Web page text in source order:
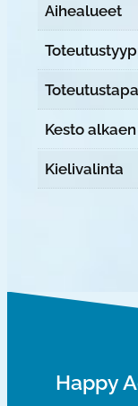
Aihealueet
Toteutustapa
Kesto alkaen
Kielivalinta
Happy